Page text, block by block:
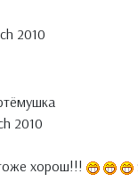
2010
2010
хорош!!!